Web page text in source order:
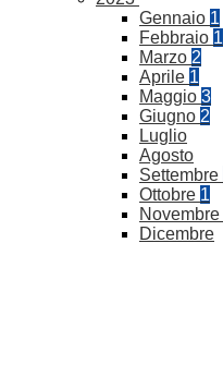
Gennaio 1
Febbraio 1
Marzo 2
Aprile 1
Maggio 3
Giugno 2
Luglio
Agosto
Settembre
Ottobre 1
Novembre
Dicembre